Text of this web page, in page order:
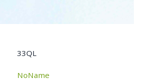
33QL
NoName